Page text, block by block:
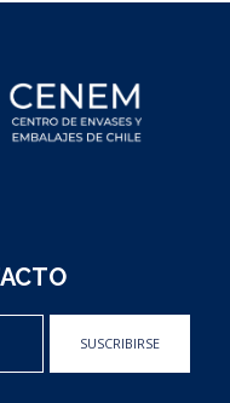
SUSCRIBIRSE